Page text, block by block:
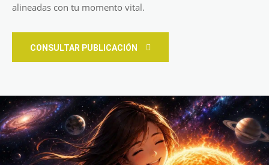
alineadas con tu momento vital.
CONSULTAR PUBLICACIÓN